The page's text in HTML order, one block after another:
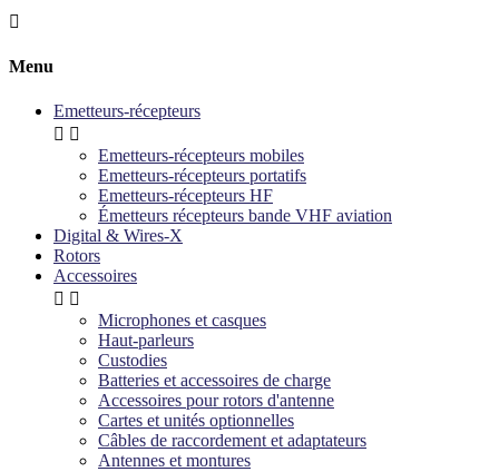

Menu
Emetteurs-récepteurs
 
Emetteurs-récepteurs mobiles
Emetteurs-récepteurs portatifs
Emetteurs-récepteurs HF
Émetteurs récepteurs bande VHF aviation
Digital & Wires-X
Rotors
Accessoires
 
Microphones et casques
Haut-parleurs
Custodies
Batteries et accessoires de charge
Accessoires pour rotors d'antenne
Cartes et unités optionnelles
Câbles de raccordement et adaptateurs
Antennes et montures